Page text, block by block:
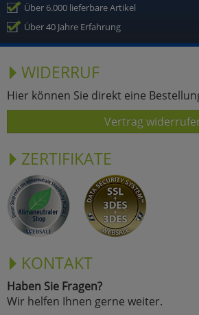
Über 6.000 lieferbare Artikel
Über 40 Jahre Erfahrung
WIDERRUF
Hier können Sie direkt eine
Vertrag
ZERTIFIKATE
KONTAKT
Haben Sie Fragen?
Wir helfen Ihnen gerne weiter.